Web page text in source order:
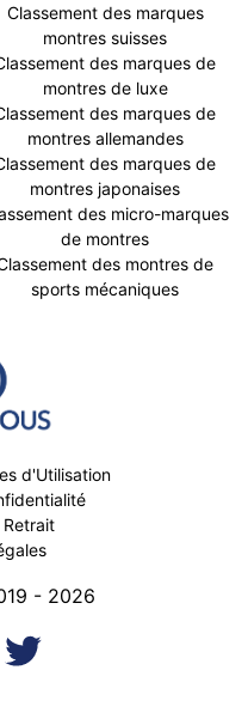
Classement des marques
montres suisses
des marques de
montres de luxe
des marques de
montres allemandes
des marques de
montres japonaises
des micro-marques
de montres
des montres de
sports mécaniques
d'Utilisation
- 2026